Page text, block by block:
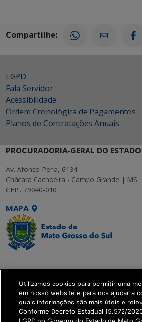
Compartilhe:
LGPD
Fala Servidor
Acessibilidade
Ordem Cronológica de Pagamentos
Planos de Contratações Anuais
PROCURADORIA-GERAL DO ESTADO
Av. Afonso Pena, 6134
Chácara Cachoeira - Campo Grande | MS
CEP.: 79040-010
MAPA
Executiva de
Transformação Digital
get_footer();
Utilizamos cookies para permitir uma
em nosso website e para nos ajudar a
quais informações são mais úteis e
Conforme Decreto Estadual 15.572/